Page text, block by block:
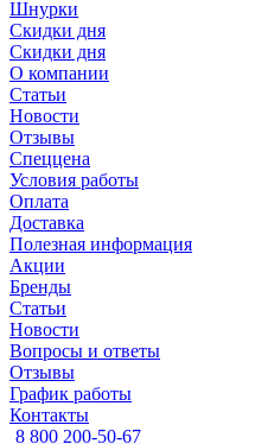
Шнурки
Скидки дня
Скидки дня
О компании
Статьи
Новости
Отзывы
Спеццена
Условия работы
Оплата
Доставка
Полезная информация
Акции
Бренды
Статьи
Новости
Вопросы и ответы
Отзывы
График работы
Контакты
8 800 200-50-67